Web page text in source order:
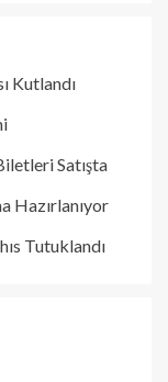
Kutlandı
Satışta
Hazırlanıyor
Tutuklandı